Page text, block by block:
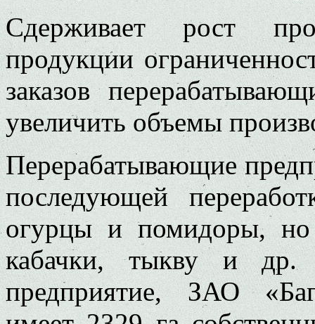
Сдерживает рост
продукции
заказов
увеличить объемы
Перерабатывающие
последующей
огурцы и помидоры, но
кабачки, тыкву и др.
предприятие, ЗАО